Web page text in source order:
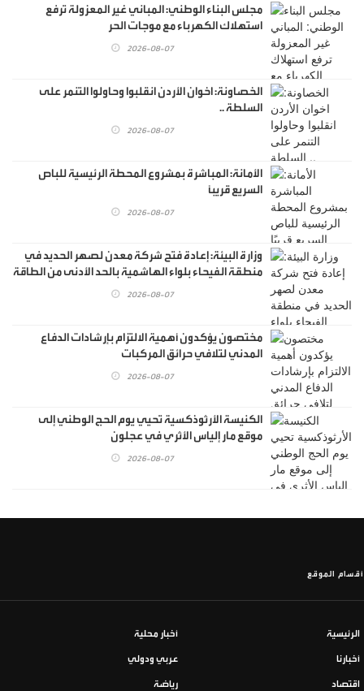
مجلس البناء الوطني: المباني غير المعزولة ترفع
استهلاك الكهرباء مع موجات الحر
2026-08-07
الخصاونة: اخوان الأردن انقلبوا وحاولوا التنمر على
السلطة ..
2026-08-07
الأمانة: المباشرة بمشروع المحطة الرئيسية للباص
السريع قريبًا
2026-08-07
وزارة البيئة: إعادة فتح شركة معدن لصهر الحديد في
منطقة الفيحاء بلواء الهاشمية بالحد الأدنى من الطاقة
2026-08-07
مختصون يؤكدون أهمية الالتزام بإرشادات الدفاع
المدني لتلافي حرائق المركبات
2026-08-07
الكنيسة الأرثوذكسية تحيي يوم الحج الوطني إلى
موقع مار إلياس الأثري في عجلون
2026-08-07
أقسام الموقع
الرئيسية أخبار محلية
أخبارنا عربي ودولي
اقتصاد رياضة